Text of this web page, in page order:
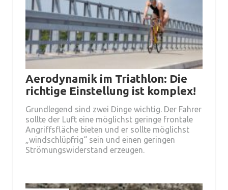
Aerodynamik im Triathlon: Die
richtige Einstellung ist komplex!
Grundlegend sind zwei Dinge wichtig. Der Fahrer
sollte der Luft eine möglichst geringe frontale
Angriffsfläche bieten und er sollte möglichst
„windschlüpfrig“ sein und einen geringen
Strömungswiderstand erzeugen.